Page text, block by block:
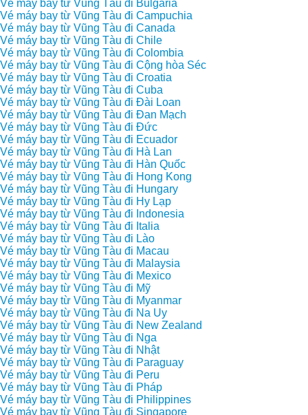
Vé máy bay từ Vũng Tàu đi Bulgaria
Vé máy bay từ Vũng Tàu đi Campuchia
Vé máy bay từ Vũng Tàu đi Canada
Vé máy bay từ Vũng Tàu đi Chile
Vé máy bay từ Vũng Tàu đi Colombia
Vé máy bay từ Vũng Tàu đi Cộng hòa Séc
Vé máy bay từ Vũng Tàu đi Croatia
Vé máy bay từ Vũng Tàu đi Cuba
Vé máy bay từ Vũng Tàu đi Đài Loan
Vé máy bay từ Vũng Tàu đi Đan Mạch
Vé máy bay từ Vũng Tàu đi Đức
Vé máy bay từ Vũng Tàu đi Ecuador
Vé máy bay từ Vũng Tàu đi Hà Lan
Vé máy bay từ Vũng Tàu đi Hàn Quốc
Vé máy bay từ Vũng Tàu đi Hong Kong
Vé máy bay từ Vũng Tàu đi Hungary
Vé máy bay từ Vũng Tàu đi Hy Lạp
Vé máy bay từ Vũng Tàu đi Indonesia
Vé máy bay từ Vũng Tàu đi Italia
Vé máy bay từ Vũng Tàu đi Lào
Vé máy bay từ Vũng Tàu đi Macau
Vé máy bay từ Vũng Tàu đi Malaysia
Vé máy bay từ Vũng Tàu đi Mexico
Vé máy bay từ Vũng Tàu đi Mỹ
Vé máy bay từ Vũng Tàu đi Myanmar
Vé máy bay từ Vũng Tàu đi Na Uy
Vé máy bay từ Vũng Tàu đi New Zealand
Vé máy bay từ Vũng Tàu đi Nga
Vé máy bay từ Vũng Tàu đi Nhật
Vé máy bay từ Vũng Tàu đi Paraguay
Vé máy bay từ Vũng Tàu đi Peru
Vé máy bay từ Vũng Tàu đi Pháp
Vé máy bay từ Vũng Tàu đi Philippines
Vé máy bay từ Vũng Tàu đi Singapore